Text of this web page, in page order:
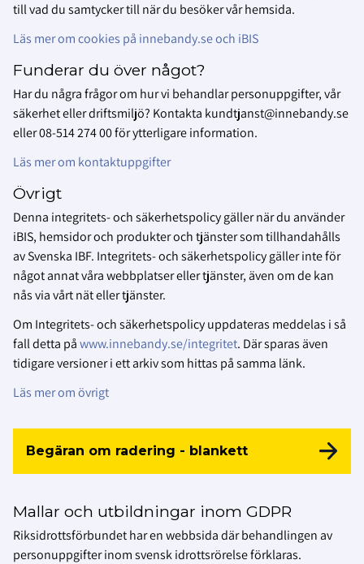
till vad du samtycker till när du besöker vår hemsida.
Läs mer om cookies på innebandy.se och iBIS
Funderar du över något?
Har du några frågor om hur vi behandlar personuppgifter, vår
säkerhet eller driftsmiljö? Kontakta kundtjanst@innebandy.se
eller 08-514 274 00 för ytterligare information.
Läs mer om kontaktuppgifter
Övrigt
Denna integritets- och säkerhetspolicy gäller när du använder
iBIS, hemsidor och produkter och tjänster som tillhandahålls
av Svenska IBF. Integritets- och säkerhetspolicy gäller inte för
något annat våra webbplatser eller tjänster, även om de kan
nås via vårt nät eller tjänster.
Om Integritets- och säkerhetspolicy uppdateras meddelas i så
fall detta påwww.innebandy.se/integritet. Där sparas även
tidigare versioner i ett arkiv som hittas på samma länk.
Läs mer om övrigt
Begäran om radering - blankett
Mallar och utbildningar inom GDPR
Riksidrottsförbundet har en webbsida där behandlingen av
personuppgifter inom svensk idrottsrörelse förklaras.